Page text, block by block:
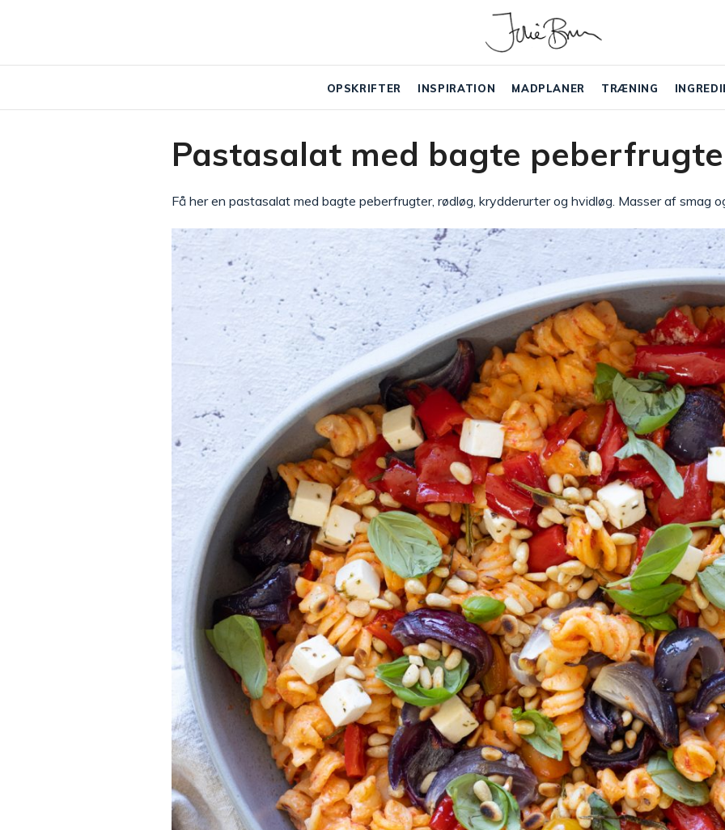
OPSKRIFTER INSPIRATION MADPLANER TRÆNING
Pastasalat med bagte
Få her en pastasalat med bagte peberfrugter, rødløg, krydderurter og hvidløg. Masser af smag